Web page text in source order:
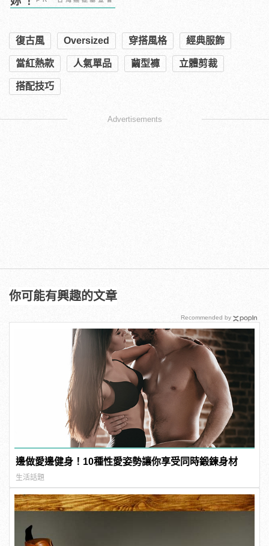
復古風 Oversized 穿搭風格 經典服飾
當紅熱款 人氣單品 繭型褲 立體剪裁
搭配技巧
Advertisements
你可能有興趣的文章
邊做愛邊健身！10種性愛姿勢讓你享受同時鍛鍊身材
生活話題
Recommended by